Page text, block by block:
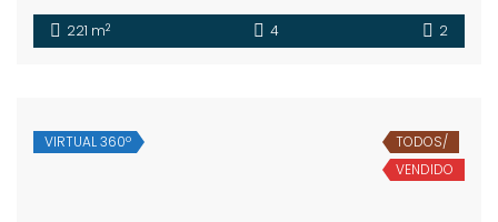
221 m2 4 2
VIRTUAL 360º
TODOS/
VENDIDO